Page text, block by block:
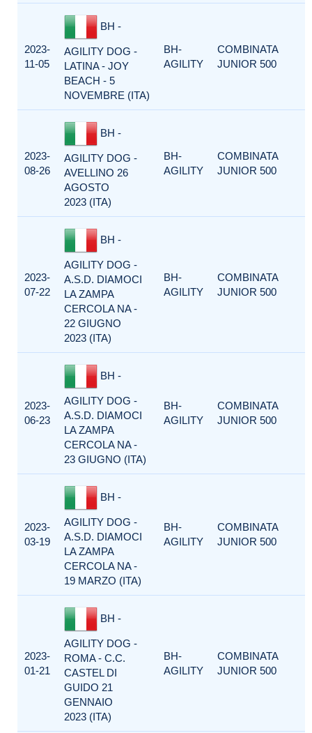
2023-
11-05
BH -
AGILITY DOG -
LATINA - JOY
BEACH - 5
NOVEMBRE (ITA)
BH-
AGILITY
COMBINATA
JUNIOR 500
2023-
08-26
BH -
AGILITY DOG -
AVELLINO 26
AGOSTO
2023 (ITA)
BH-
AGILITY
COMBINATA
JUNIOR 500
2023-
07-22
BH -
AGILITY DOG -
A.S.D. DIAMOCI
LA ZAMPA
CERCOLA NA -
22 GIUGNO
2023 (ITA)
BH-
AGILITY
COMBINATA
JUNIOR 500
2023-
06-23
BH -
AGILITY DOG -
A.S.D. DIAMOCI
LA ZAMPA
CERCOLA NA -
23 GIUGNO (ITA)
BH-
AGILITY
COMBINATA
JUNIOR 500
2023-
03-19
BH -
AGILITY DOG -
A.S.D. DIAMOCI
LA ZAMPA
CERCOLA NA -
19 MARZO (ITA)
BH-
AGILITY
COMBINATA
JUNIOR 500
2023-
01-21
BH -
AGILITY DOG -
ROMA - C.C.
CASTEL DI
GUIDO 21
GENNAIO
2023 (ITA)
BH-
AGILITY
COMBINATA
JUNIOR 500